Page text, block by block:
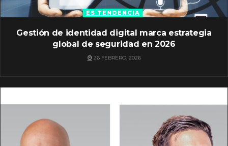
ES TENDENCIA
Gestión de identidad digital marca estrategia
global de seguridad en 2026
26 FEBRERO, 2026